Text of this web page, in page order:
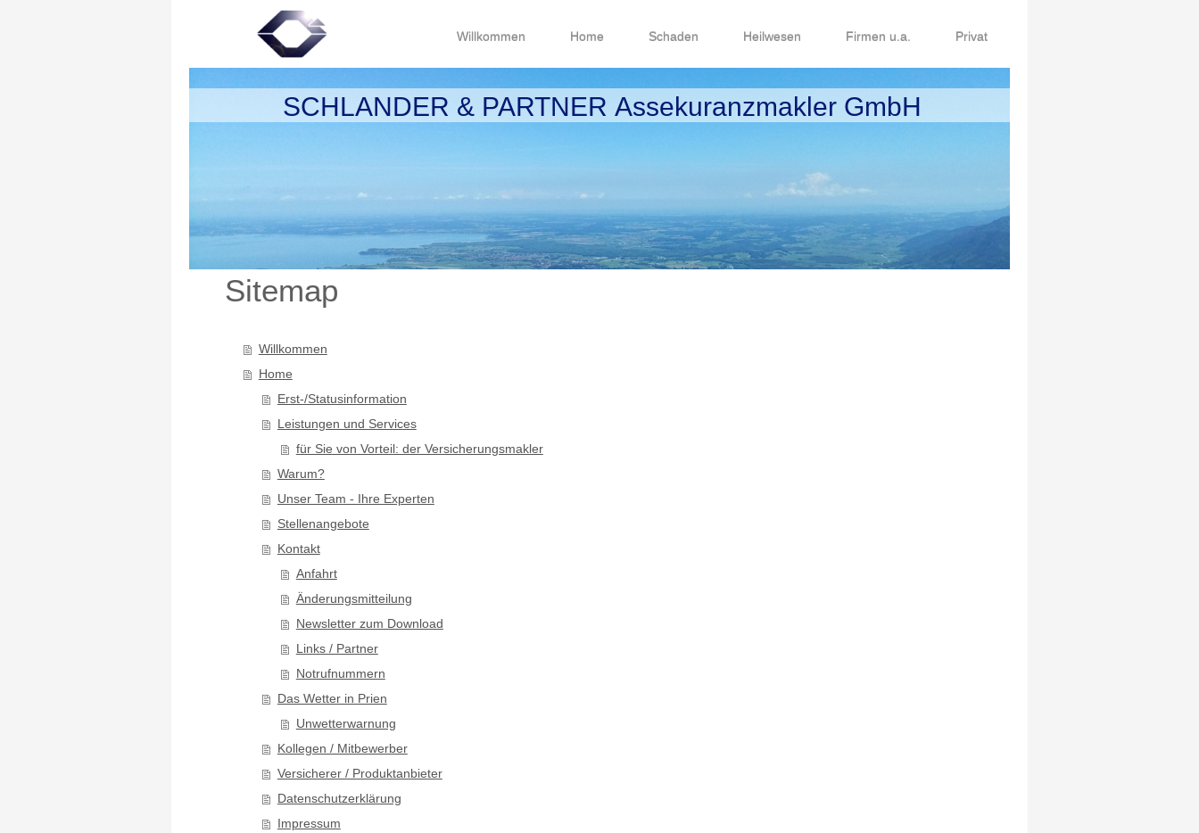
Willkommen Home Schaden Heilwesen Firmen u.a. Privat
SCHLANDER & PARTNER Assekuranzmakler GmbH
Sitemap
Willkommen
Home
Erst-/Statusinformation
Leistungen und Services
für Sie von Vorteil: der Versicherungsmakler
Warum?
Unser Team - Ihre Experten
Stellenangebote
Kontakt
Anfahrt
Änderungsmitteilung
Newsletter zum Download
Links / Partner
Notrufnummern
Das Wetter in Prien
Unwetterwarnung
Kollegen / Mitbewerber
Versicherer / Produktanbieter
Datenschutzerklärung
Impressum